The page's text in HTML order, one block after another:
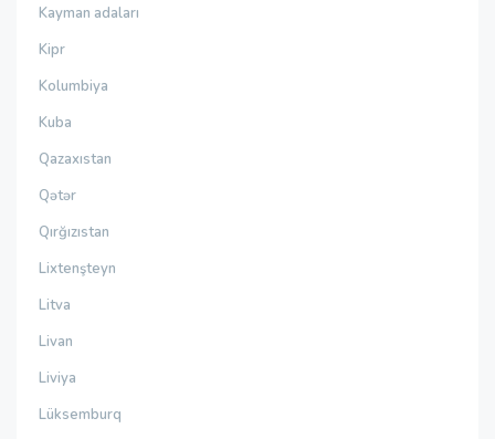
Kayman adaları
Kipr
Kolumbiya
Kuba
Qazaxıstan
Qətər
Qırğızıstan
Lixtenşteyn
Litva
Livan
Liviya
Lüksemburq